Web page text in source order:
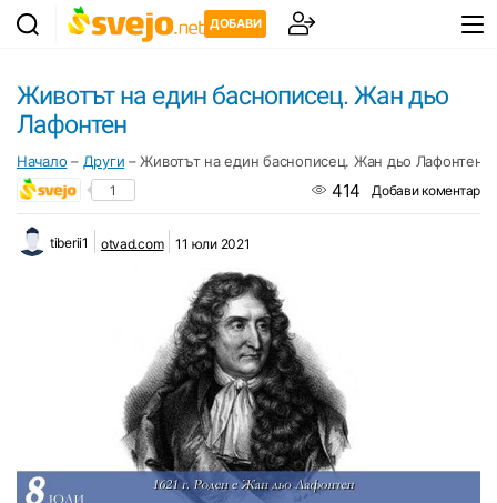
ДОБАВИ
Животът на един баснописец. Жан дьо
Лафонтен
Начало – Други – Животът на един баснописец. Жан дьо Лафонтен
1 414 Добави коментар
tiberii1 otvad.com 11 юли 2021